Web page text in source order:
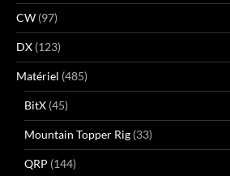
CW (97)
DX (123)
Matériel (485)
BitX (45)
Mountain Topper Rig (33)
QRP (144)